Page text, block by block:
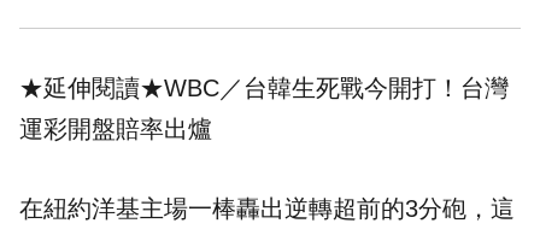
★延伸閱讀★WBC／台韓生死戰今開打！台灣
運彩開盤賠率出爐
在紐約洋基主場一棒轟出逆轉超前的3分砲，這